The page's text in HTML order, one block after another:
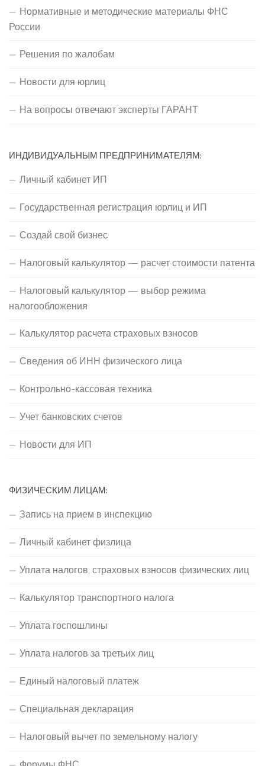
Нормативные и методические материалы ФНС
России
Решения по жалобам
Новости для юрлиц
На вопросы отвечают эксперты ГАРАНТ
ИНДИВИДУАЛЬНЫМ ПРЕДПРИНИМАТЕЛЯМ:
Личный кабинет ИП
Государственная регистрация юрлиц и ИП
Создай свой бизнес
Налоговый калькулятор — расчет стоимости патента
Налоговый калькулятор — выбор режима
налогообложения
Калькулятор расчета страховых взносов
Сведения об ИНН физического лица
Контрольно-кассовая техника
Учет банковских счетов
Новости для ИП
ФИЗИЧЕСКИМ ЛИЦАМ:
Запись на прием в инспекцию
Личный кабинет физлица
Уплата налогов, страховых взносов физических лиц
Калькулятор транспортного налога
Уплата госпошлины
Уплата налогов за третьих лиц
Единый налоговый платеж
Специальная декларация
Налоговый вычет по земельному налогу